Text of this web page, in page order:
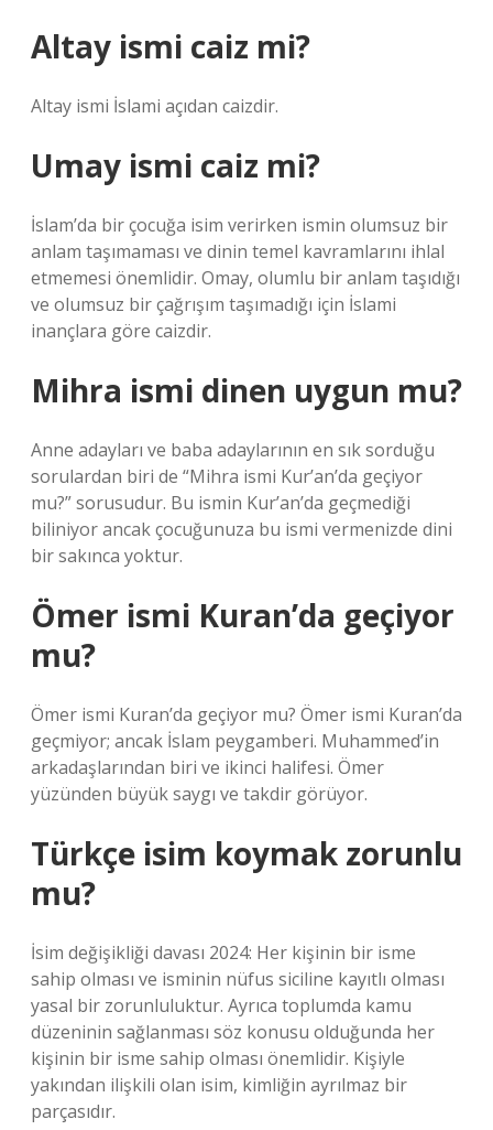
Altay ismi caiz mi?
Altay ismi İslami açıdan caizdir.
Umay ismi caiz mi?
İslam’da bir çocuğa isim verirken ismin olumsuz bir
anlam taşımaması ve dinin temel kavramlarını ihlal
etmemesi önemlidir. Omay, olumlu bir anlam taşıdığı
ve olumsuz bir çağrışım taşımadığı için İslami
inançlara göre caizdir.
Mihra ismi dinen uygun mu?
Anne adayları ve baba adaylarının en sık sorduğu
sorulardan biri de “Mihra ismi Kur’an’da geçiyor
mu?” sorusudur. Bu ismin Kur’an’da geçmediği
biliniyor ancak çocuğunuza bu ismi vermenizde dini
bir sakınca yoktur.
Ömer ismi Kuran’da geçiyor
mu?
Ömer ismi Kuran’da geçiyor mu? Ömer ismi Kuran’da
geçmiyor; ancak İslam peygamberi. Muhammed’in
arkadaşlarından biri ve ikinci halifesi. Ömer
yüzünden büyük saygı ve takdir görüyor.
Türkçe isim koymak zorunlu
mu?
İsim değişikliği davası 2024: Her kişinin bir isme
sahip olması ve isminin nüfus siciline kayıtlı olması
yasal bir zorunluluktur. Ayrıca toplumda kamu
düzeninin sağlanması söz konusu olduğunda her
kişinin bir isme sahip olması önemlidir. Kişiyle
yakından ilişkili olan isim, kimliğin ayrılmaz bir
parçasıdır.